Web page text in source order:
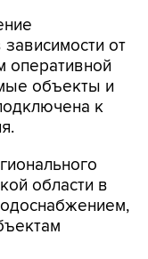
от
оперативной
объекты и
к
области в